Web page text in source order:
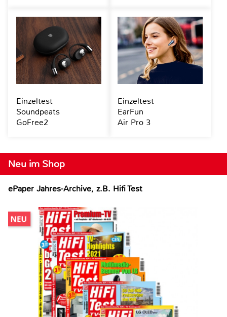
Neu im Shop
ePaper Jahres-Archive, z.B. Hifi Test
Einzeltest
Soundpeats
GoFree2
Einzeltest
EarFun
Air Pro 3